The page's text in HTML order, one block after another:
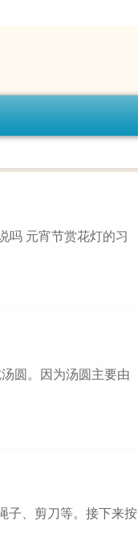
吗 元宵节赏花灯的习
圆。因为汤圆主要由
子、剪刀等。接下来按